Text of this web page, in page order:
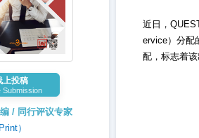
上投稿
Submission
/ 同行评议专家
）
近日，
ervice）分配
配，标志着